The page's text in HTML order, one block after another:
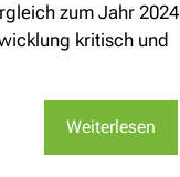
zum Jahr 2024
kritisch und
Weiterlesen